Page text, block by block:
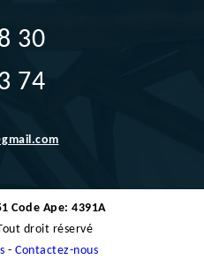
30
74
Code Ape: 4391A
droit réservé
-Contactez-nous